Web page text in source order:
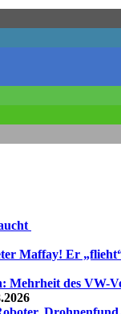
Maffay! Er
Mehrheit des VW-